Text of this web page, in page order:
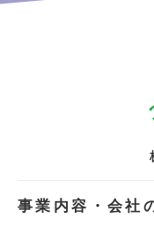
事業内容・会社